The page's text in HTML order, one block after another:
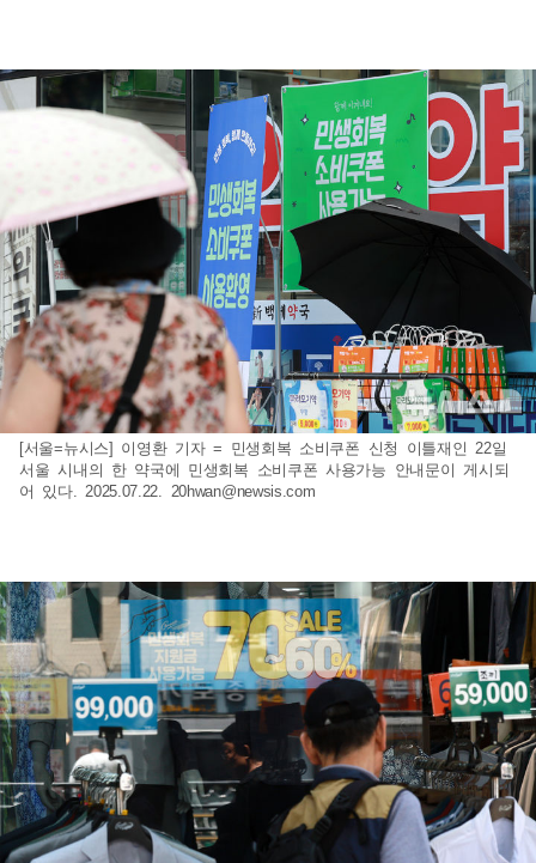
[서울=뉴시스] 이영환 기자 = 민생회복 소비쿠폰 신청 이틀재인 22일
서울 시내의 한 약국에 민생회복 소비쿠폰 사용가능 안내문이 게시되
어 있다. 2025.07.22. 20hwan@newsis.com